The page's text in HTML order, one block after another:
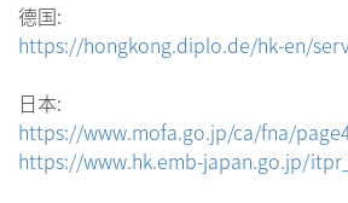
德国:
https://hongkong.diplo.de/hk-en/
日本:
https://www.mofa.go.jp/ca/fna/
https://www.hk.emb-japan.go.jp/